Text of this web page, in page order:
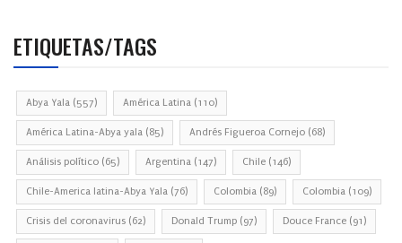
ETIQUETAS/TAGS
Abya Yala (557) América Latina (110)
América Latina-Abya yala (85) Andrés Figueroa Cornejo (68)
Análisis político (65) Argentina (147) Chile (146)
Chile-America latina-Abya Yala (76) Colombia (89) Colombia (109)
Crisis del coronavirus (62) Donald Trump (97) Douce France (91)